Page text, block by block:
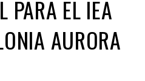
PARA EL IEA
AURORA